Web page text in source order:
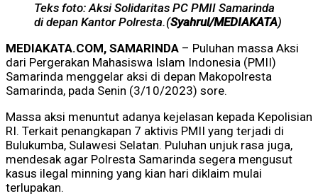
Teks foto: Aksi Solidaritas PC PMII Samarinda
di depan Kantor Polresta.(Syahrul/MEDIAKATA)
MEDIAKATA.COM, SAMARINDA – Puluhan massa Aksi
dari Pergerakan Mahasiswa Islam Indonesia (PMII)
Samarinda menggelar aksi di depan Makopolresta
Samarinda, pada Senin (3/10/2023) sore.
Massa aksi menuntut adanya kejelasan kepada Kepolisian
RI. Terkait penangkapan 7 aktivis PMII yang terjadi di
Bulukumba, Sulawesi Selatan. Puluhan unjuk rasa juga,
mendesak agar Polresta Samarinda segera mengusut
kasus ilegal minning yang kian hari diklaim mulai
terlupakan.